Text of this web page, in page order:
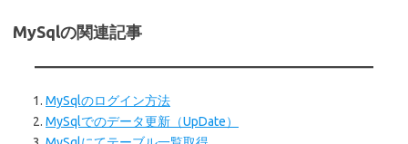
MySqlの関連記事
MySqlのログイン方法
MySqlでのデータ更新（UpDate）